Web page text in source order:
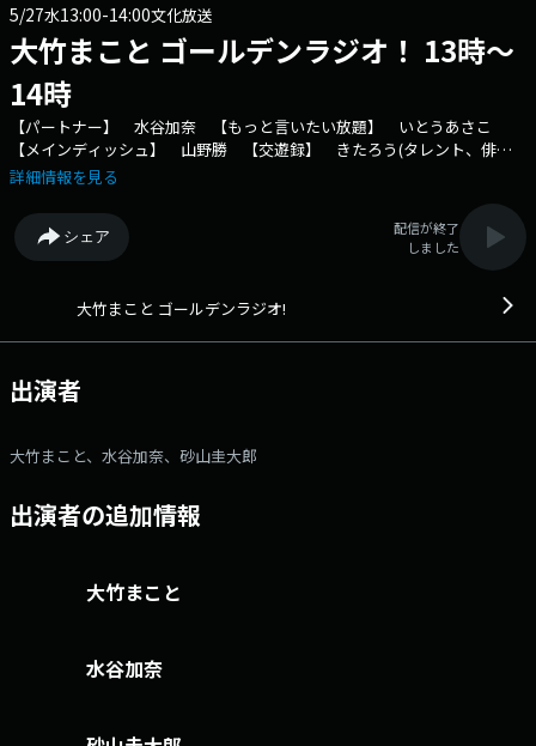
5/27水13:00-14:00文化放送
大竹まこと ゴールデンラジオ！ 13時～
14時
【パートナー】 水谷加奈 【もっと言いたい放題】 いとうあさこ
【メインディッシュ】 山野勝 【交遊録】 きたろう(タレント、俳
優) 番組メールフォーム： https://form.run/@golden X（旧
は「https://www.facebook.com/1134golden/」 “面白い”けれ
ど”真剣に”、”くだらない”けれど”正直に”。 価値観の急激な変化が迫ら
れている今。 様々な歪みが生じ、いろいろな事件、難解な問題が日々起
化、・・・、細部では、コミュニケーションから生じる様々な事件、コン
考え、行動する事です。 「大竹まことゴールデンラジオ！」は、”大竹
まこと同世代”を中心に、全世代の男女に向けてお送りします。 厳しい
と、素敵に生きることを提案、日々変化するニュースを扱いながら、エン
タテインメントの心を忘れずに、”筋”の通った本気の発言をしてゆきま
golden@joqr.net 文化放送公式X（旧Twitter）アカウントは
「https://www.facebook.com/1134joqr」 文化放送公式LINEは
「@joqr_916」
詳細情報を見る
シェア
配信が終了
しました
大竹まこと ゴールデンラジオ!
出演者
大竹まこと、水谷加奈、砂山圭大郎
出演者の追加情報
大竹まこと
水谷加奈